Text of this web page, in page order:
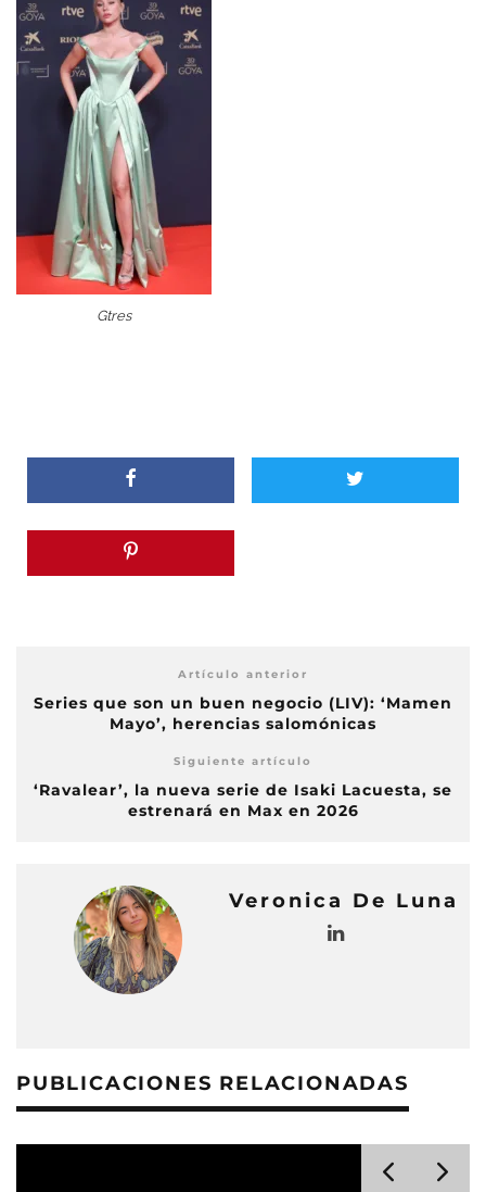
Gtres
Artículo anterior
Series que son un buen negocio (LIV): ‘Mamen
Mayo’, herencias salomónicas
Siguiente artículo
‘Ravalear’, la nueva serie de Isaki Lacuesta, se
estrenará en Max en 2026
Veronica De Luna
PUBLICACIONES RELACIONADAS